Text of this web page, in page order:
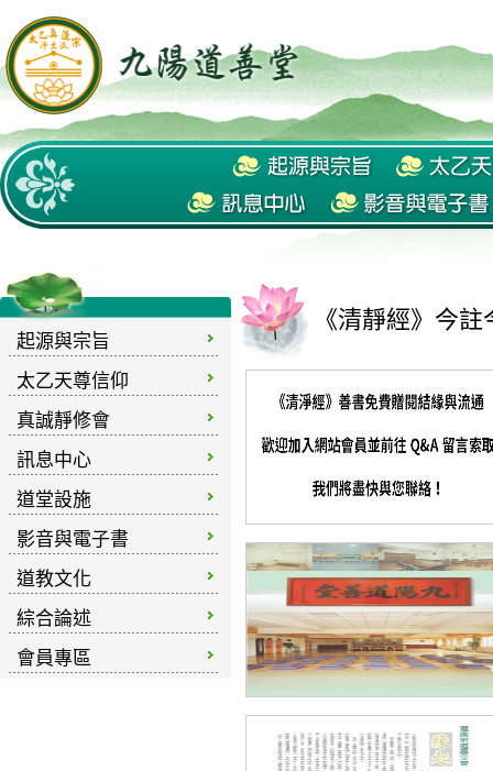
起源與宗旨
太乙天尊信仰
真誠靜修會
訊息中心
道堂設施
影音與電子書
道教文化
綜合論述
會員專區
《清靜經》今